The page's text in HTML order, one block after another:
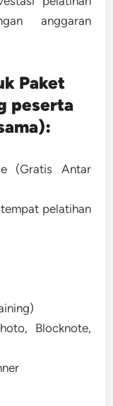
anggaran
Paket
peserta
(Gratis Antar
pelatihan
Blocknote,